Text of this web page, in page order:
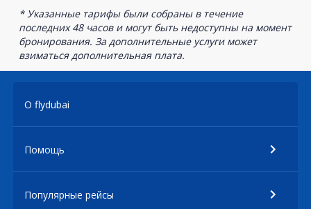
* Указанные тарифы были собраны в течение
последних 48 часов и могут быть недоступны на момент
бронирования. За дополнительные услуги может
взиматься дополнительная плата.
О flydubai
Помощь
Популярные рейсы